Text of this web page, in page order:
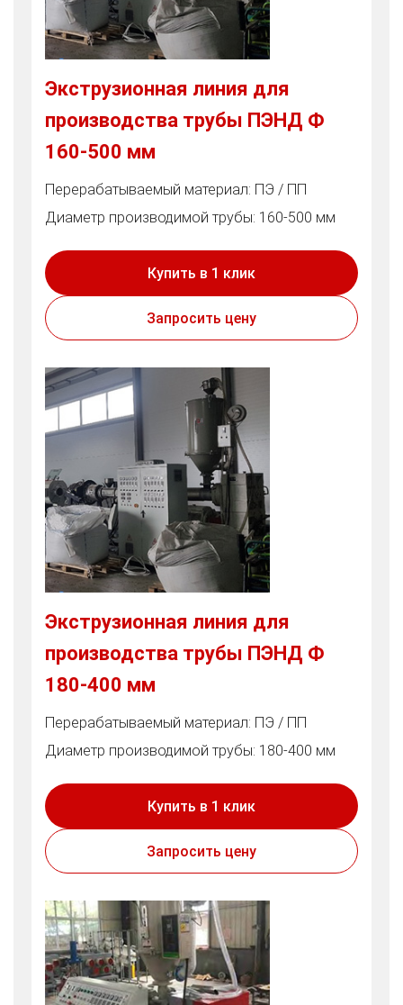
Экструзионная линия для
производства трубы ПЭНД Ф
160-500 мм
Перерабатываемый материал: ПЭ / ПП
Диаметр производимой трубы: 160-500 мм
Купить в 1 клик
Запросить цену
Экструзионная линия для
производства трубы ПЭНД Ф
180-400 мм
Перерабатываемый материал: ПЭ / ПП
Диаметр производимой трубы: 180-400 мм
Купить в 1 клик
Запросить цену